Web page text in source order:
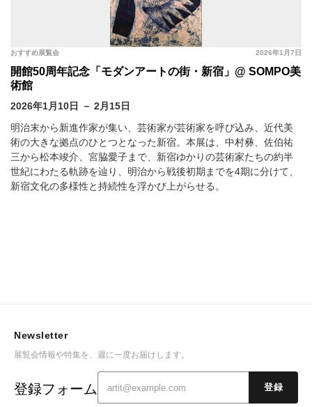
2026年1月7日
おすすめ展覧会
開館50周年記念「モダンアートの街・新宿」@ SOMPO美
術館
2026年1月10日 － 2月15日
明治末から新進作家が集い、芸術家が芸術家を呼び込み、近代美
術の大きな拠点のひとつとなった新宿。本展は、中村彝、佐伯祐
三から松本竣介、宮脇愛子まで、新宿ゆかりの芸術家たちの約半
世紀にわたる軌跡を辿り、明治から戦後初期までを4期に分けて、
新宿文化の多様性と持続性を浮かび上がらせる。
Newsletter
展覧会情報や特集を、週に一度お届けします。
登録フォーム 登録